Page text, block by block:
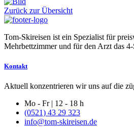
Zurück zur Übersicht
Tom-Skireisen ist ein Spezialist für
Mehrbettzimmer und für den Arzt das
Kontakt
Aktuell konzentrieren wir uns auf die
Mo - Fr | 12 - 18 h
(0521) 43 29 323
info@tom-skireisen.de